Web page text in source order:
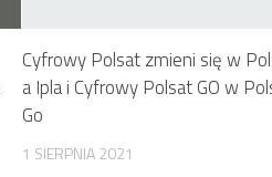
Cyfrowy Polsat zmieni się w
a Ipla i Cyfrowy Polsat GO w
Go
1 SIERPNIA 2021